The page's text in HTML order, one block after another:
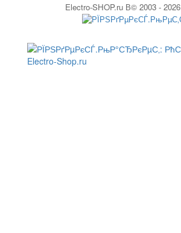
Electro-SHOP.ru В© 2003 - 2026